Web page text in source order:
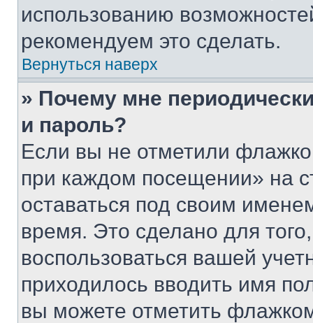
использованию
рекомендуем это сделать.
Вернуться наверх
» Почему мне
и пароль?
Если вы не отметили
при каждом посещении» на
оставаться под своим
время. Это сделано для
воспользоваться вашей
приходилось вводить имя
вы можете отметить